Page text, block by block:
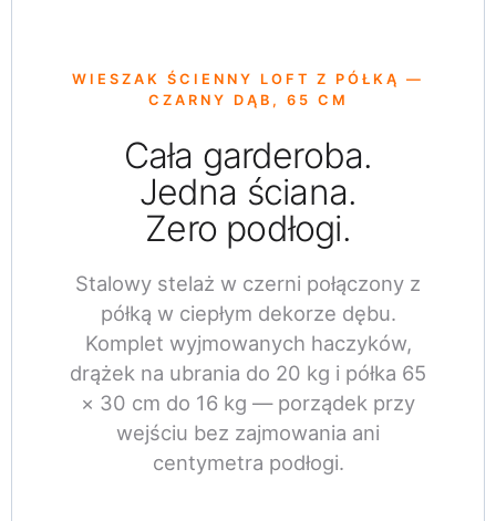
WIESZAK ŚCIENNY LOFT Z PÓŁKĄ —
CZARNY DĄB, 65 CM
Cała garderoba.
Jedna ściana.
Zero podłogi.
Stalowy stelaż w czerni połączony z
półką w ciepłym dekorze dębu.
Komplet wyjmowanych haczyków,
drążek na ubrania do 20 kg i półka 65
× 30 cm do 16 kg — porządek przy
wejściu bez zajmowania ani
centymetra podłogi.